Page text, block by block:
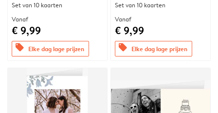
Set van 10 kaarten
Vanaf
€ 9,99
offers Elke dag lage prijzen
Set van 10 kaarten
Vanaf
€ 9,99
offers Elke dag lage prijzen